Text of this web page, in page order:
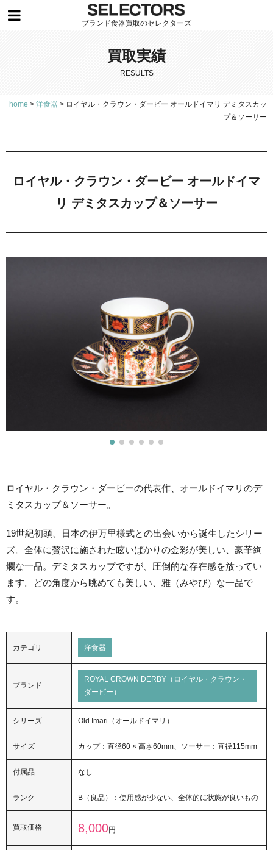
ブランド食器買取のセレクターズ
買取実績
RESULTS
home > 洋食器 > ロイヤル・クラウン・ダービー オールドイマリ デミタスカッ
プ＆ソーサー
ロイヤル・クラウン・ダービー オールドイマ
リ デミタスカップ＆ソーサー
ロイヤル・クラウン・ダービーの代表作、オールドイマリのデ
ミタスカップ＆ソーサー。
19世紀初頭、日本の伊万里様式との出会いから誕生したシリー
ズ。全体に贅沢に施された眩いばかりの金彩が美しい、豪華絢
爛な一品。デミタスカップですが、圧倒的な存在感を放ってい
ます。どの角度から眺めても美しい、雅（みやび）な一品で
す。
カテゴリ 洋食器
ブランド
ROYAL CROWN DERBY（ロイヤル・クラウン・
ダービー）
シリーズ Old Imari（オールドイマリ）
サイズ カップ：直径60 × 高さ60mm、ソーサー：直径115mm
付属品 なし
ランク B（良品）：使用感が少ない、全体的に状態が良いもの
買取価格 8,000円